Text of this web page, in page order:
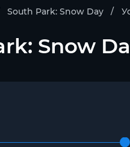
South Park: Snow Day
Snow